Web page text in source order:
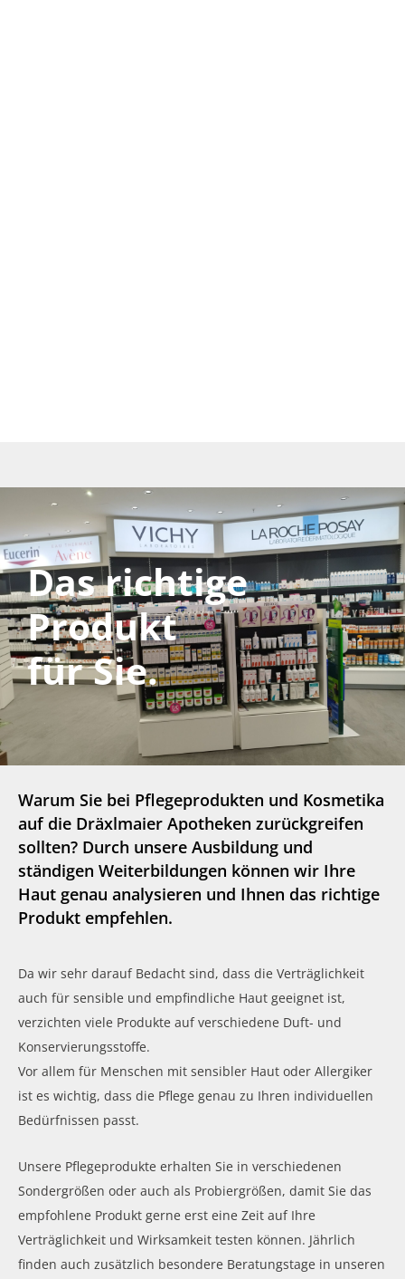
Das richtige
Produkt
für Sie.
Warum Sie bei Pflegeprodukten und Kosmetika
auf die Dräxlmaier Apotheken zurückgreifen
sollten? Durch unsere Ausbildung und
ständigen Weiterbildungen können wir Ihre
Haut genau analysieren und Ihnen das richtige
Produkt empfehlen.
Da wir sehr darauf Bedacht sind, dass die Verträglichkeit
auch für sensible und empfindliche Haut geeignet ist,
verzichten viele Produkte auf verschiedene Duft- und
Konservierungsstoffe.
Vor allem für Menschen mit sensibler Haut oder Allergiker
ist es wichtig, dass die Pflege genau zu Ihren individuellen
Bedürfnissen passt.
Unsere Pflegeprodukte erhalten Sie in verschiedenen
Sondergrößen oder auch als Probiergrößen, damit Sie das
empfohlene Produkt gerne erst eine Zeit auf Ihre
Verträglichkeit und Wirksamkeit testen können. Jährlich
finden auch zusätzlich besondere Beratungstage in unseren